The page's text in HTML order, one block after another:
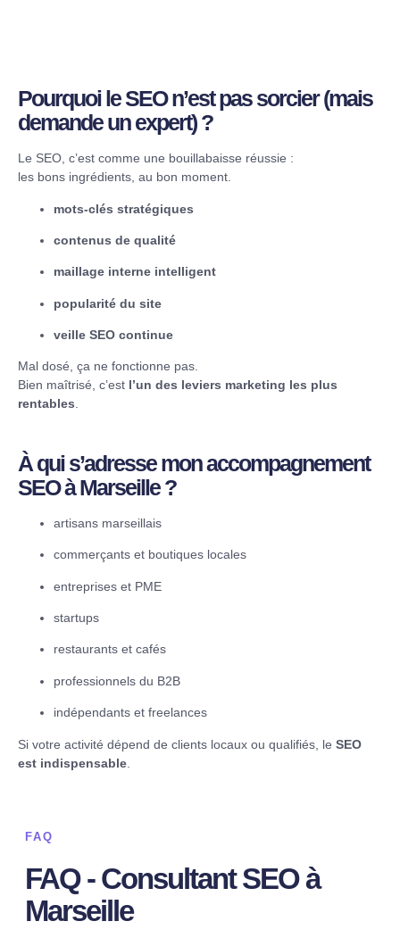
Pourquoi le SEO n’est pas sorcier (mais
demande un expert) ?
Le SEO, c’est comme une bouillabaisse réussie :
les bons ingrédients, au bon moment.
mots-clés stratégiques
contenus de qualité
maillage interne intelligent
popularité du site
veille SEO continue
Mal dosé, ça ne fonctionne pas.
Bien maîtrisé, c’est l’un des leviers marketing les plus
rentables.
À qui s’adresse mon accompagnement
SEO à Marseille ?
artisans marseillais
commerçants et boutiques locales
entreprises et PME
startups
restaurants et cafés
professionnels du B2B
indépendants et freelances
Si votre activité dépend de clients locaux ou qualifiés, le SEO
est indispensable
FAQ
FAQ - Consultant SEO à
Marseille